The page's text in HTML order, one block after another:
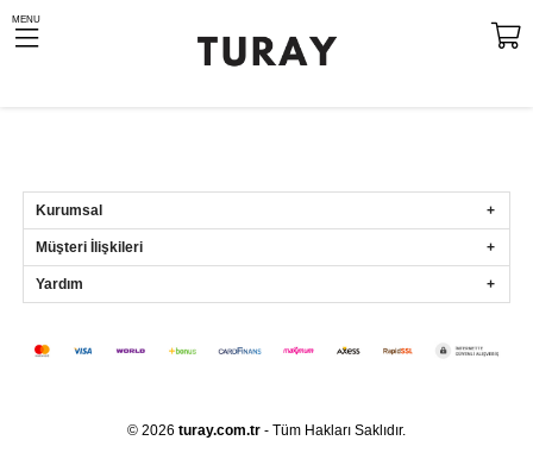
MENU
Kurumsal
Müşteri İlişkileri
Yardım
© 2026 turay.com.tr - Tüm Hakları Saklıdır.